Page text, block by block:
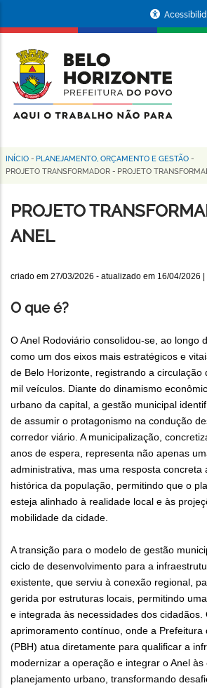
conteúdo
principal
da
Prefeitura
de
Horizonte
Trilha
navegação
INÍCIO - PLANEJAMENTO, ORÇAMENTO E GESTÃO -
PROJETO TRANSFORMADOR - PROJETO
PROJETO
ANEL
criado em 27/03/2026 - atualizado em 16/04/2026 |
O que é?
O Anel Rodoviário consolidou-se, ao longo
como um dos eixos mais estratégicos e
de Belo Horizonte, registrando a circulação
mil veículos. Diante do dinamismo
urbano da capital, a gestão municipal
de assumir o protagonismo na condução
corredor viário. A municipalização,
anos de espera, representa não apenas
administrativa, mas uma resposta concreta
histórica da população, permitindo que o
esteja alinhado à realidade local e às
mobilidade da cidade.
A transição para o modelo de gestão
ciclo de desenvolvimento para a
existente, que serviu à conexão regional,
gerida por estruturas locais, permitindo
e integrada às necessidades dos cidadãos.
aprimoramento contínuo, onde a Prefeitura
(PBH) atua diretamente para qualificar a
modernizar a operação e integrar o Anel às
planejamento urbano, transformando